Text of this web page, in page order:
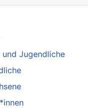
Jugendliche